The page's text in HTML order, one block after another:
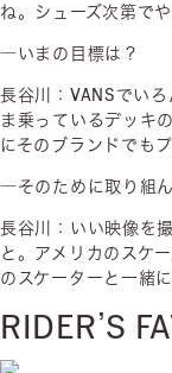
ね。シューズ次第で
―いまの目標は？
長谷川：VANSでい
ま乗っているデッキ
にそのブランドでも
―そのために取り組
長谷川：いい映像を
と。アメリカのスケ
のスケーターと一緒
RIDER’S